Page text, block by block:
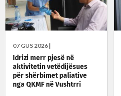
07 GUS 2026 |
Idrizi merr pjesë në
aktivitetin vetëdijësues
për shërbimet paliative
nga QKMF në Vushtrri